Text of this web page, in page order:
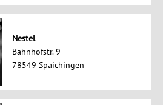
Nestel
Bahnhofstr. 9
78549 Spaichingen